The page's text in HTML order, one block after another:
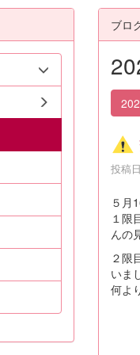
ブロ
投稿
５月
１限
んの
２限
いま
何よ